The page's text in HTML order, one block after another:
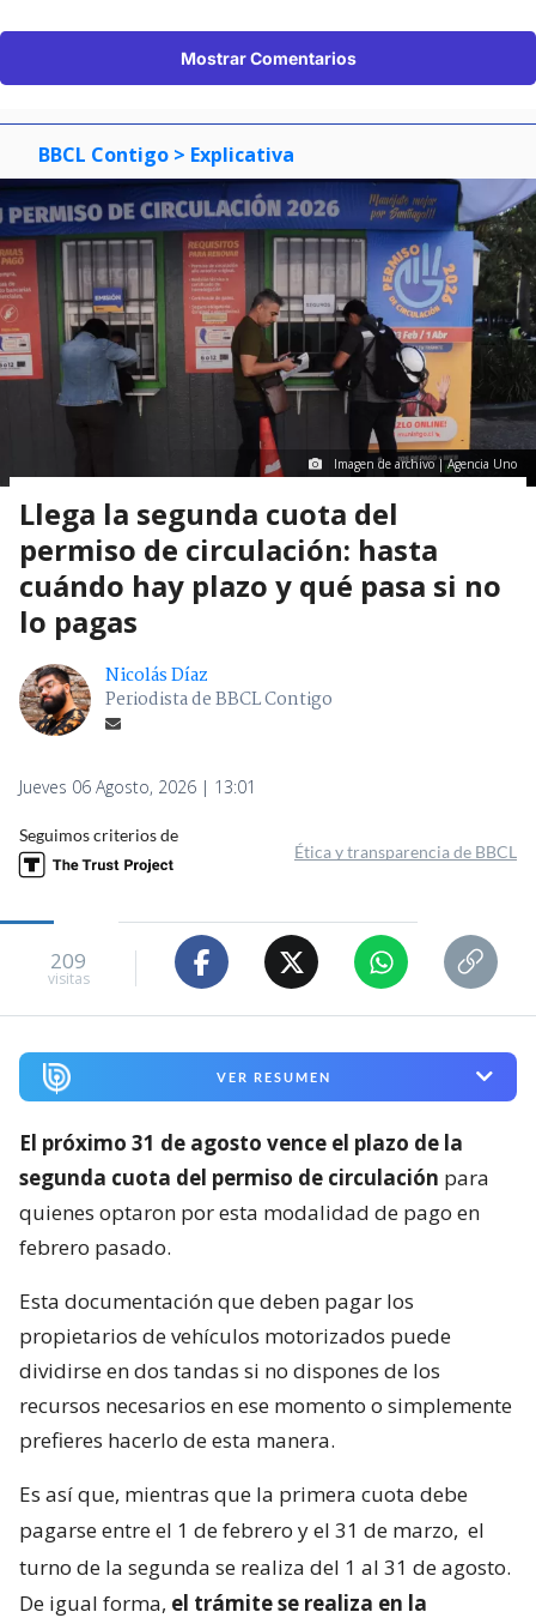
Mostrar Comentarios
BBCL Contigo > Explicativa
Imagen de archivo | Agencia Uno
Llega la segunda cuota del
permiso de circulación: hasta
cuándo hay plazo y qué pasa si no
lo pagas
Nicolás Díaz
Periodista de BBCL Contigo
Jueves 06 Agosto, 2026 | 13:01
Seguimos criterios de
Ética y transparencia de BBCL
209
visitas
VER RESUMEN
El próximo 31 de agosto vence el plazo de la
segunda cuota del permiso de circulación para
quienes optaron por esta modalidad de pago en
febrero pasado.
Esta documentación que deben pagar los
propietarios de vehículos motorizados puede
dividirse en dos tandas si no dispones de los
recursos necesarios en ese momento o simplemente
prefieres hacerlo de esta manera.
Es así que, mientras que la primera cuota debe
pagarse entre el 1 de febrero y el 31 de marzo, el
turno de la segunda se realiza del 1 al 31 de agosto.
De igual forma, el trámite se realiza en la